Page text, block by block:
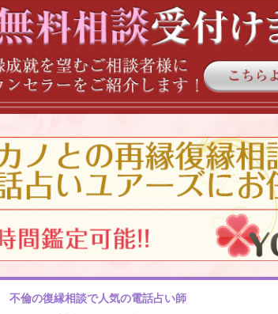
不倫の復縁相談で人気の電話占い師